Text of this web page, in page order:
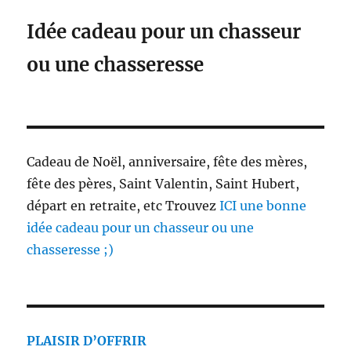
Idée cadeau pour un chasseur
ou une chasseresse
Cadeau de Noël, anniversaire, fête des mères,
fête des pères, Saint Valentin, Saint Hubert,
départ en retraite, etc TrouvezICI une bonne
idée cadeau pour un chasseur ou une
chasseresse ;)
PLAISIR D’OFFRIR